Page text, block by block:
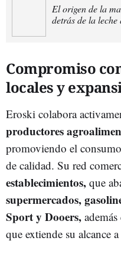
El origen de la
detrás de la
Compromiso
locales y
Eroski colabora
productores
promoviendo el
de calidad. Su red
establecimientos, que
supermercados,
Sport y Dooers,
que extiende su alcance